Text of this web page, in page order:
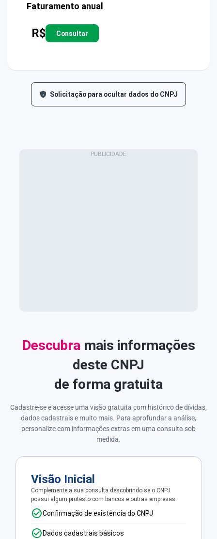
Faturamento anual
R$ Consultar
Solicitação para ocultar dados do CNPJ
Descubramais informações
deste CNPJ
de forma gratuita
Cadastre-se e acesse uma visão gratuita com histórico de dívidas,
dados cadastrais e muito mais. Para aprofundar a análise,
personalize com informações extras em uma consulta sob
medida.
Visão Inicial
Complemente a sua consulta descobrindo se o CNPJ
possui algum protesto com bancos e outras empresas.
Confirmação de existência do CNPJ
Dados cadastrais básicos